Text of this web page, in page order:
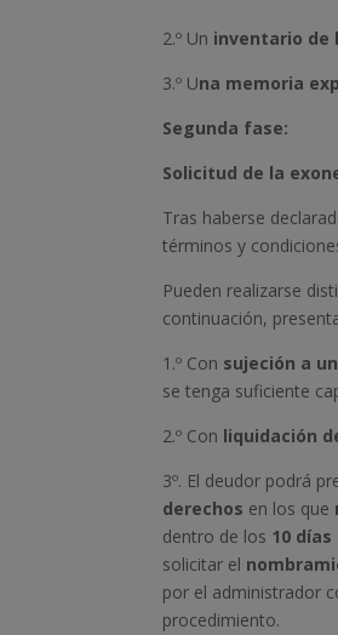
2.º Un inventario de
3.º Una memoria
Segunda fase:
Solicitud de la
Tras haberse
términos y
Pueden realizarse
continuación,
1.º Con sujeción a
se tenga suficiente
2.º Con liquidación
3º. El deudor podrá
derechos en los que
dentro de los 10
solicitar el
por el administrador
procedimiento.